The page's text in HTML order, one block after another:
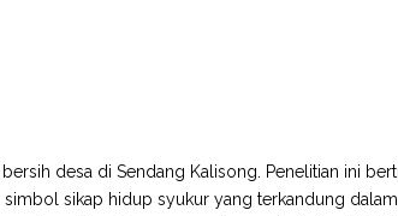
desa di Sendang Kalisong. Penelitian ini
sikap hidup syukur yang terkandung